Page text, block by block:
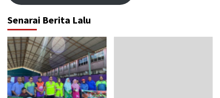
Senarai Berita Lalu